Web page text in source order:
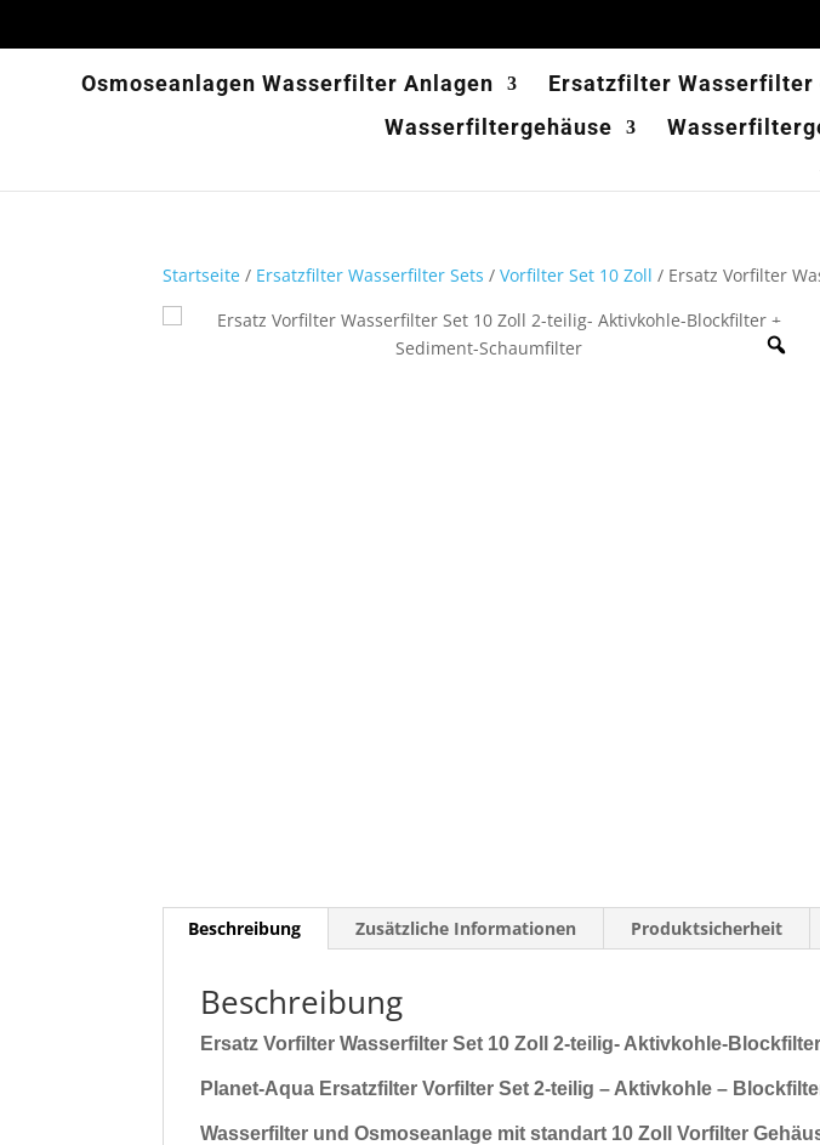
Osmoseanlagen Wasserfilter Anlagen Ersatzfilter Wasserfilter
Wasserfiltergehäuse
Startseite / Ersatzfilter Wasserfilter Sets /Vorfilter Set 10 Zoll / Ersatz Vorfilter
Beschreibung Zusätzliche Informationen Produktsicherheit
Beschreibung
Ersatz Vorfilter Wasserfilter Set 10 Zoll 2-teilig- Aktivkohle-
Planet-Aqua Ersatzfilter Vorfilter Set 2-teilig – Aktivkohle –
Wasserfilter und Osmoseanlage mit standart 10 Zoll Vorfilter